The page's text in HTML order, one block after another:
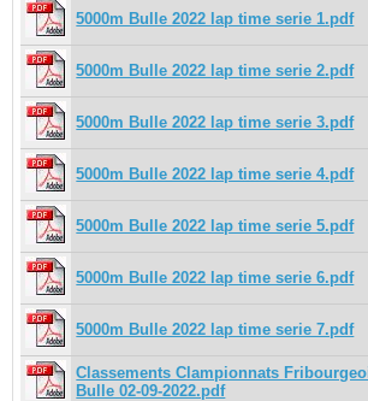
5000m Bulle 2022 lap time serie 1.pdf
5000m Bulle 2022 lap time serie 2.pdf
5000m Bulle 2022 lap time serie 3.pdf
5000m Bulle 2022 lap time serie 4.pdf
5000m Bulle 2022 lap time serie 5.pdf
5000m Bulle 2022 lap time serie 6.pdf
5000m Bulle 2022 lap time serie 7.pdf
Classements Clampionnats
Bulle 02-09-2022.pdf